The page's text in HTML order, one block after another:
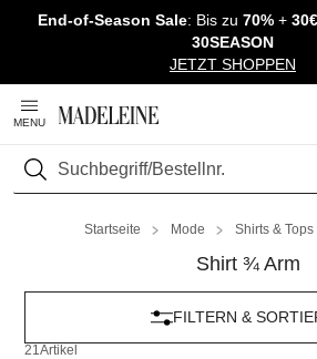
Überspringe Navigation, direkt zum
End-of-Season Sale: Bis zu 70% + 30€
30SEASON
JETZT SHOPPEN
MENU
Suchen
Startseite Mode Shirts & Tops
Shirt ¾ Arm
21Artikel
FILTERN &